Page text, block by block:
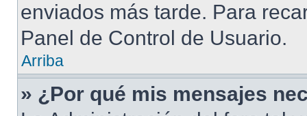
enviados más tarde. Para
Panel de Control de Usuario.
Arriba
» ¿Por qué mis mensajes